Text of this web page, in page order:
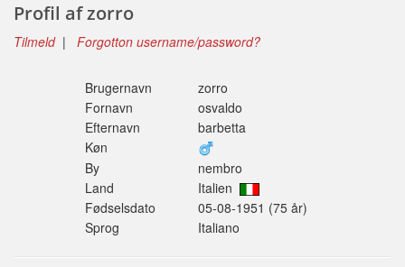
Profil af zorro
Tilmeld| Forgotton username/password?
Brugernavn
zorro
Fornavn
osvaldo
Efternavn
barbetta
Køn
By
nembro
Land
Italien
Fødselsdato
05-08-1951 (75 år)
Sprog
Italiano